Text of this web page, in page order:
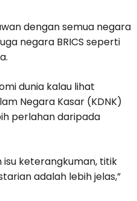
dengan semua negara
negara BRICS seperti
dunia kalau lihat
Negara Kasar (KDNK)
perlahan daripada
isu keterangkuman, titik
adalah lebih jelas,”